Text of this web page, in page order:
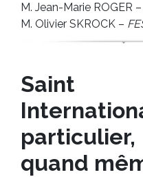
M. Jean-Marie ROGER –
M. Olivier SKROCK –
Saint
quand